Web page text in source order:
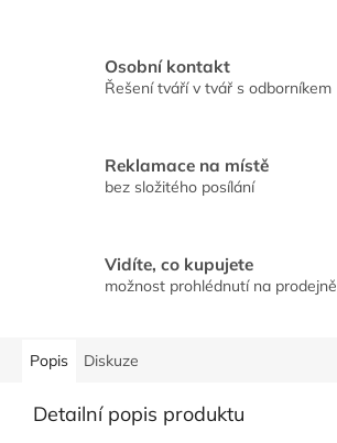
Osobní kontakt
Řešení tváří v tvář s odborníkem
Reklamace na místě
bez složitého posílání
Vidíte, co kupujete
možnost prohlédnutí na prodejně
Popis Diskuze
Detailní popis produktu